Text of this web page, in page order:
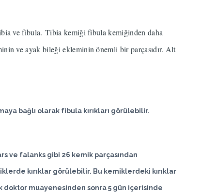
ve fibula. Tibia kemiği fibula kemiğinden daha
ve ayak bileği ekleminin önemli bir parçasıdır. Alt
bağlı olarak fibula kırıkları görülebilir.
ve falanks gibi 26 kemik parçasından
kırıklar görülebilir. Bu kemiklerdeki kırıklar
muayenesinden sonra 5 gün içerisinde